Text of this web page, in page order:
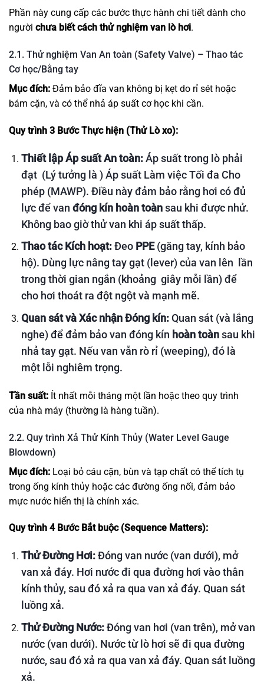
Phần này cung cấp các bước thực hành chi tiết dành cho
người chưa biết cách thử nghiệm van lò hơi.
2.1. Thử nghiệm Van An toàn (Safety Valve) – Thao tác
Cơ học/Bằng tay
Mục đích: Đảm bảo đĩa van không bị kẹt do rỉ sét hoặc
bám cặn, và có thể nhả áp suất cơ học khi cần.
Quy trình 3 Bước Thực hiện (Thử Lò xo):
Thiết lập Áp suất An toàn:Áp suất trong lò phải
đạt (Lý tưởng là ) Áp suất Làm việc Tối đa Cho
phép (MAWP). Điều này đảm bảo rằng hơi có đủ
lực để van đóng kín hoàn toànsau khi được nhử.
Không bao giờ thử van khi áp suất thấp.
Thao tác Kích hoạt:Đeo PPE(găng tay, kính bảo
hộ). Dùng lực nâng tay gạt (lever) của van lên
lần
trong thời gian ngắn (khoảng giây mỗi lần) để
cho hơi thoát ra đột ngột và mạnh mẽ.
Quan sát và Xác nhận Đóng kín:Quan sát (và lắng
nghe) để đảm bảo van đóng kín hoàn toànsau khi
nhả tay gạt. Nếu van vẫn rò rỉ (weeping), đó là
một lỗi nghiêm trọng.
Tần suất: Ít nhất mỗi tháng một lần hoặc theo quy trình
của nhà máy (thường là hàng tuần).
2.2. Quy trình Xả Thử Kính Thủy (Water Level Gauge
Blowdown)
Mục đích: Loại bỏ cáu cặn, bùn và tạp chất có thể tích tụ
trong ống kính thủy hoặc các đường ống nối, đảm bảo
mực nước hiển thị là chính xác.
Quy trình 4 Bước Bắt buộc (Sequence Matters):
Thử Đường Hơi:Đóng van nước (van dưới), mở
van xả đáy. Hơi nước đi qua đường hơi vào thân
kính thủy, sau đó xả ra qua van xả đáy. Quan sát
luồng xả.
Thử Đường Nước:Đóng van hơi (van trên), mở van
nước (van dưới). Nước từ lò hơi sẽ đi qua đường
nước, sau đó xả ra qua van xả đáy. Quan sát luồng
xả.